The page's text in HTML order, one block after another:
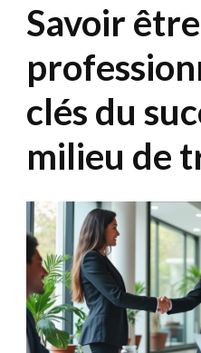
Savoir être
clés du
milieu de